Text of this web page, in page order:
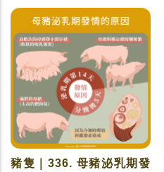
豬隻｜336. 母豬泌乳期發